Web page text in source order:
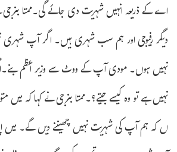
اے کے ذریعہ انہیں شہریت دی جائے گی۔ممتا بنرجی
دیگر رفیوجی اور ہم سب شہری ہیں۔ اگر آپ شہری
نہیں ہوں۔ مودی آپ کے ووٹ سے وزیر اعظم
نہیں ہے تو وہ کیسے جیتے؟۔ممتا بنرجی نے کہا کہ
ں کہ ہم آپ کی شہریت نہیں چھیننے دیں گے۔